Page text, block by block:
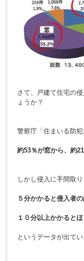
さて、戸建て住宅の
ょうか？
警察庁「住まいる防
約53％が窓から、約
しかし侵入に手間取り
５分かかると侵入者
１０分以上かかると
というデータが出てい